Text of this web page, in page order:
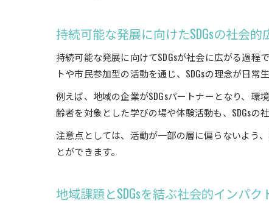
持続可能な発展に向けたSDGsの社会的
持続可能な発展に向けてSDGsが社会に広がる過
トや市民参加型の活動を通じ、SDGsの理念が日常
例えば、地域の企業がSDGsパートナーとなり、
齢者を対象とした学びの場や体験活動も、SDGsの
注意点としては、活動が一部の層に偏らないよう
とができます。
地域課題とSDGsを結ぶ社会的インパク